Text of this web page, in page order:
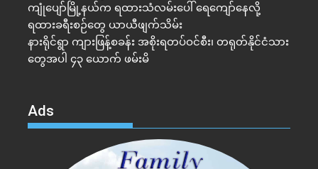
ကျုံပျော်မြို့နယ်က ရထားသံလမ်းပေါ် ရေကျော်နေလို့
ရထားခရီးစဉ်တွေ ယာယီဖျက်သိမ်း
နားရိုင်ရွာ ကျားဖြန့်စခန်း အစိုးရတပ်ဝင်စီး၊ တရုတ်နိုင်ငံသား
တွေအပါ ၄၃ ယောက် ဖမ်းမိ
Ads